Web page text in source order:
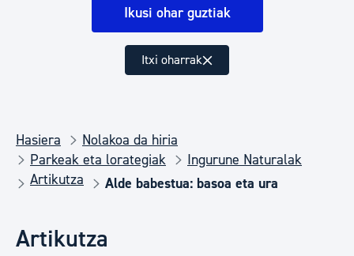
Ikusi ohar guztiak
Itxi oharrak
Hasiera
Nolakoa da hiria
Parkeak eta lorategiak
Ingurune Naturalak
Artikutza
Alde babestua: basoa eta ura
Artikutza